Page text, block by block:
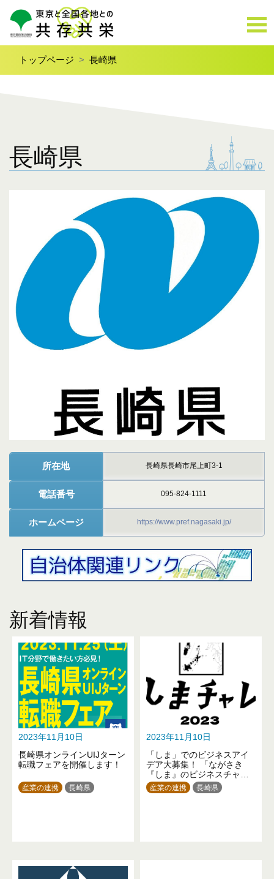
トップページ 長崎県
長崎県
所在地 長崎県長崎市尾上町3-1
電話番号 095-824-1111
ホームページ https://www.pref.nagasaki.jp/
新着情報
2023年11月10日
長崎県オンラインUIJターン
転職フェアを開催します！
産業の連携 長崎県
2023年11月10日
「しま」でのビジネスアイ
デア大募集！ 「ながさき
『しま』のビジネスチャレ
ンジ2023」
産業の連携 長崎県